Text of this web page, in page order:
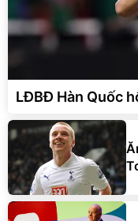
LĐBĐ Hàn Quốc